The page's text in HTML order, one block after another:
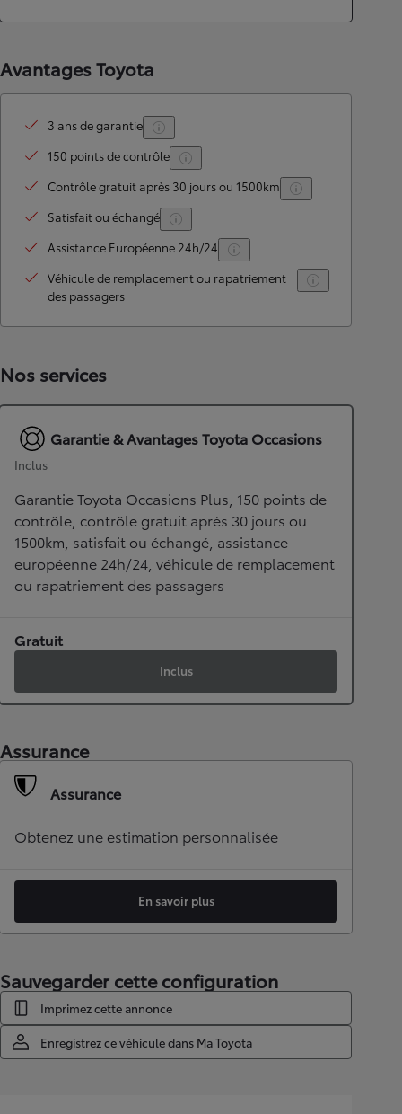
Avantages Toyota
3 ans de garantie
150 points de contrôle
Contrôle gratuit après 30 jours ou 1500km
Satisfait ou échangé
Assistance Européenne 24h/24
Véhicule de remplacement ou rapatriement
des passagers
Nos services
Garantie & Avantages Toyota Occasions
Inclus
Garantie Toyota Occasions Plus, 150 points de
contrôle, contrôle gratuit après 30 jours ou
1500km, satisfait ou échangé, assistance
européenne 24h/24, véhicule de remplacement
ou rapatriement des passagers
Gratuit
Inclus
Assurance
Assurance
Obtenez une estimation personnalisée
En savoir plus
Sauvegarder cette configuration
Imprimez cette annonce
Enregistrez ce véhicule dans Ma Toyota